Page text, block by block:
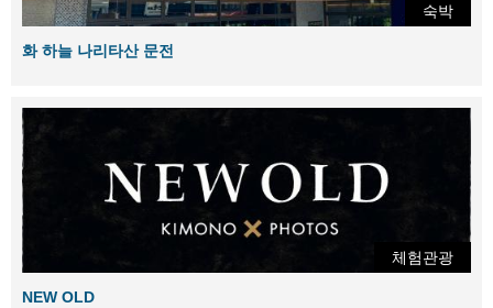
숙박
화 하늘 나리타산 문전
체험관광
NEW OLD